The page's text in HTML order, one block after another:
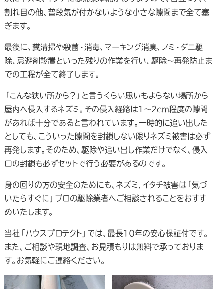
割れ目の他、普段気が付かないような小さな隙間まで全て塞
ぎます。
最後に、糞清掃や殺菌・消毒、マーキング消臭、ノミ・ダニ駆
除、忌避剤設置といった残りの作業を行い、駆除～再発防止ま
での工程が全て終了します。
「こんな狭い所から？」と言うくらい思いもよらない場所から
屋内へ侵入するネズミ。その侵入経路は1～2cm程度の隙間
があれば十分であると言われています。一時的に追い出した
としても、こういった隙間を封鎖しない限りネズミ被害は必ず
再発します。そのため、駆除や追い出し作業だけでなく、侵入
口の封鎖も必ずセットで行う必要があるのです。
身の回りの方の安全のためにも、ネズミ、イタチ被害は「気づ
いたらすぐに」プロの駆除業者へご相談されることをおすす
めいたします。
当社「ハウスプロテクト」では、最長10年の安心保証付です。
また、ご相談や現地調査、お見積もりは無料で承っておりま
す。お気軽にご連絡ください。